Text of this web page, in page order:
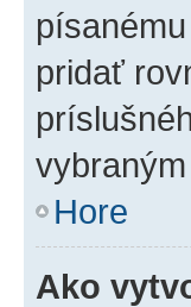
pridať
Hore
Ako